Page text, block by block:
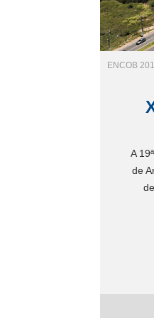
ENCOB
A
de